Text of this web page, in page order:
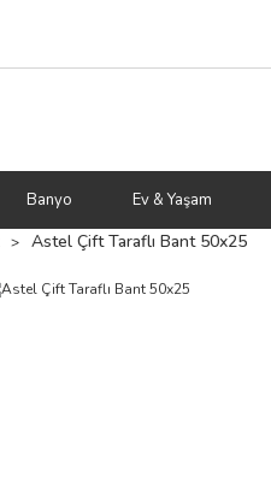
Banyo Ev & Yaşam
Astel Çift Taraflı Bant 50x25